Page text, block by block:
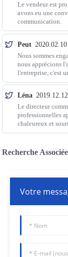
Le vendeur est
avons eu une
communication.
Peut
Nous sommes
nous apprécions
l'entreprise, c'est
Léna
Le directeur
professionnelles
chaleureux et
devenus de très
Recherche Associée
Votre